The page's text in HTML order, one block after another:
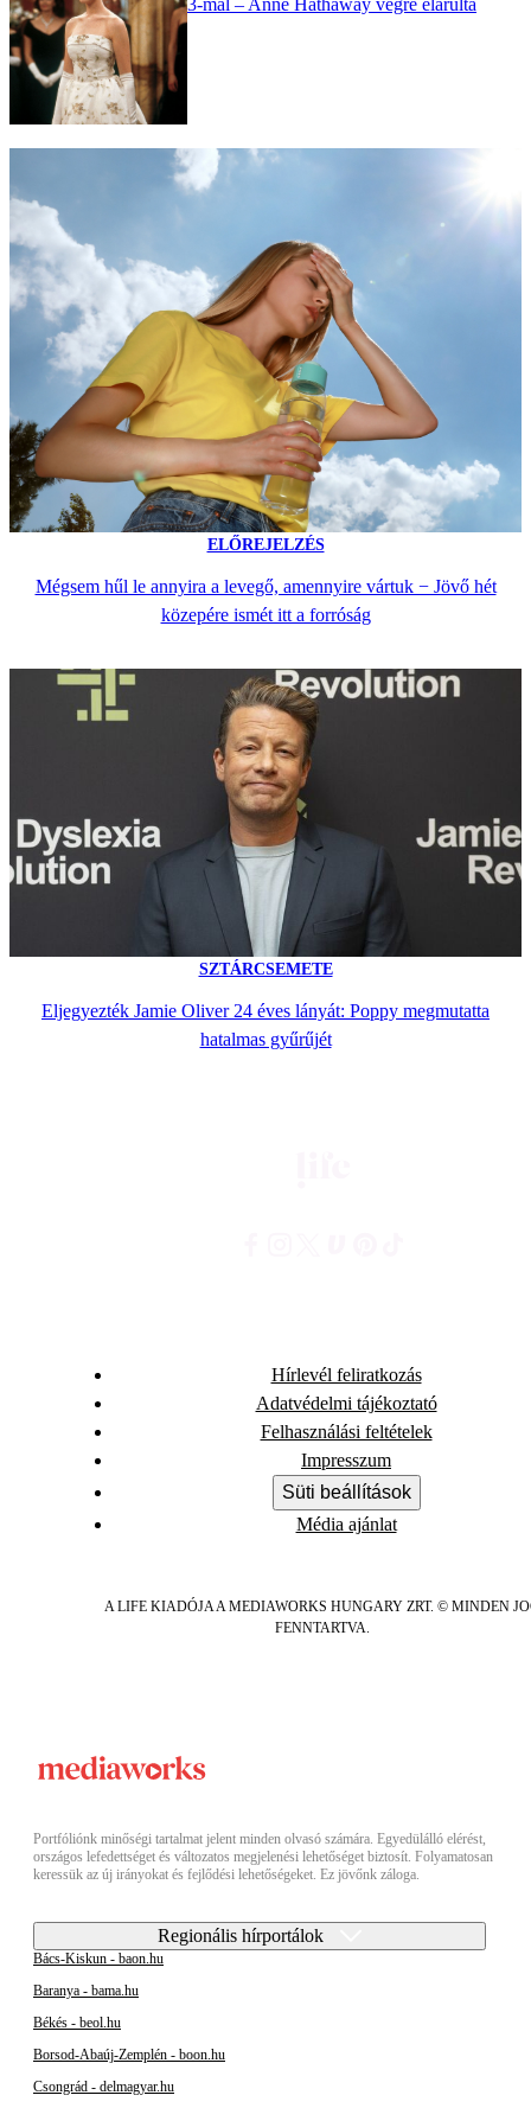
ELŐREJELZÉS
Mégsem hűl le annyira a levegő, amennyire vártuk − Jövő hét
közepére ismét itt a forróság
SZTÁRCSEMETE
Eljegyezték Jamie Oliver 24 éves lányát: Poppy megmutatta
hatalmas gyűrűjét
Hírlevél feliratkozás
Adatvédelmi tájékoztató
Felhasználási feltételek
Impresszum
Süti beállítások
Média ajánlat
A LIFE KIADÓJA A MEDIAWORKS HUNGARY ZRT. © MINDEN
FENNTARTVA.
Portfóliónk minőségi tartalmat jelent minden olvasó számára. Egyedülálló elérést,
országos lefedettséget és változatos megjelenési lehetőséget biztosít. Folyamatosan
keressük az új irányokat és fejlődési lehetőségeket. Ez jövőnk záloga.
Regionális hírportálok
Bács-Kiskun - baon.hu
Baranya - bama.hu
Békés - beol.hu
Borsod-Abaúj-Zemplén - boon.hu
Csongrád - delmagyar.hu